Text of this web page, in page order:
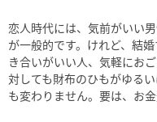
恋人時代には、気前がいい
が一般的です。けれど、結
き合いがいい人、気軽にお
対しても財布のひもがゆる
も変わりません。要は、お